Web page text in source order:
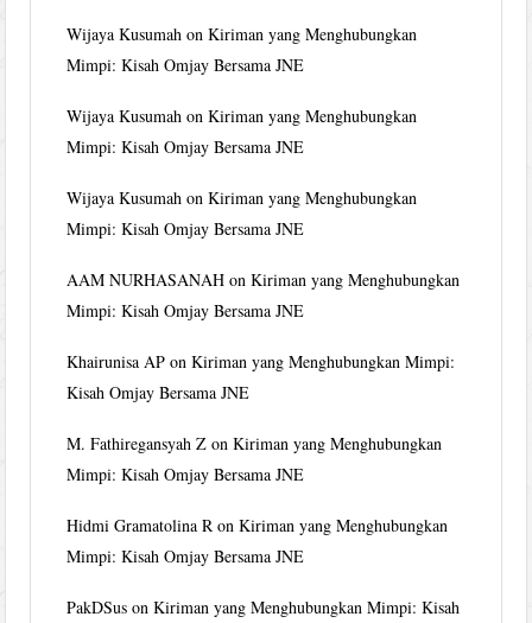
Wijaya Kusumah onKiriman yang Menghubungkan
Mimpi: Kisah Omjay Bersama JNE
Wijaya Kusumah onKiriman yang Menghubungkan
Mimpi: Kisah Omjay Bersama JNE
Wijaya Kusumah onKiriman yang Menghubungkan
Mimpi: Kisah Omjay Bersama JNE
AAM NURHASANAH onKiriman yang Menghubungkan
Mimpi: Kisah Omjay Bersama JNE
Khairunisa AP onKiriman yang Menghubungkan Mimpi:
Kisah Omjay Bersama JNE
M. Fathiregansyah Z onKiriman yang Menghubungkan
Mimpi: Kisah Omjay Bersama JNE
Hidmi Gramatolina R onKiriman yang Menghubungkan
Mimpi: Kisah Omjay Bersama JNE
PakDSus onKiriman yang Menghubungkan Mimpi: Kisah